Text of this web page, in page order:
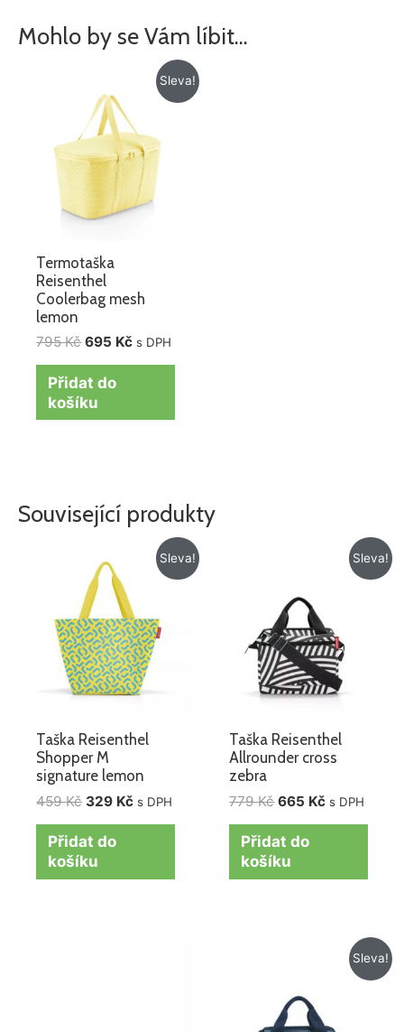
Mohlo by se Vám líbit…
Sleva!
Termotaška
Reisenthel
Coolerbag mesh
lemon
795Kč
cena
byla:
795 Kč.
695 Kč
Aktuální
cena
695 Kč.
s DPH
Přidat do
košíku
Související produkty
Sleva!
Taška Reisenthel
Shopper M
signature lemon
459Kč
cena
byla:
459 Kč.
329 Kč
Aktuální
cena
s DPH
Přidat do
košíku
Sleva!
Taška Reisenthel
Allrounder cross
zebra
779Kč
779 Kč.
665 Kč
Aktuální
cena
s DPH
Přidat do
košíku
Sleva!
879 Kč.
Aktuální
cena